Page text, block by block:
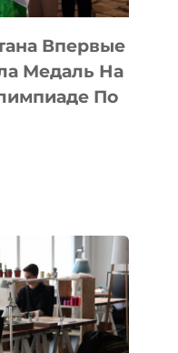
Впервые
Медаль На
По